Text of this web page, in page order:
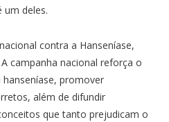
um deles.
contra a Hanseníase,
campanha nacional reforça o
promover
além de difundir
que tanto prejudicam o